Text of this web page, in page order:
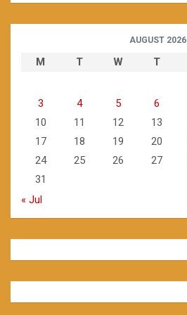
AUGUST 2026
M T W T
3
4 5 6
10
11 12 13
17
18 19 20
24
25 26 27
31
« Jul